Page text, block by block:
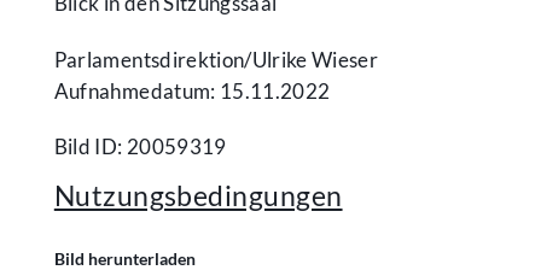
Parlamentsdirektion/​Ulrike Wieser
Aufnahmedatum: 15.11.2022
Bild ID: 20059319
Nutzungsbedingungen
Bild herunterladen